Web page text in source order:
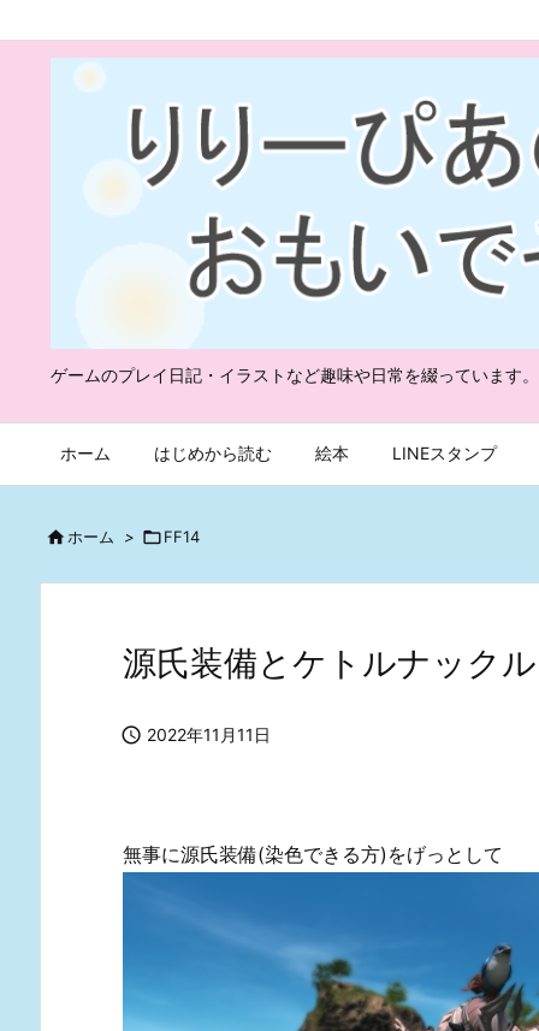
ゲームのプレイ日記・イラストなど趣味や日常を綴っています。
ホーム はじめから読む 絵本 LINEスタンプ
ホーム > FF14
源氏装備とケトルナック
 2022年11月11日
無事に源氏装備(染色できる方)をげっとして